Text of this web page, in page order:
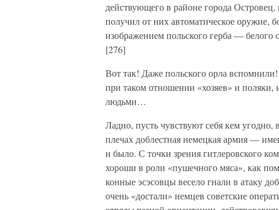
действующего в районе города
получил от них автоматическое оружие,
изображением польского герба —
[276]
Вот так! Даже польского орла
при таком отношении «хозяев» и поляки,
людьми…
Ладно, пусть чувствуют себя кем
плечах доблестная немецкая армия —
и было. С точки зрения гитлеровского
хороши в роли «пушечного мяса», как
конные эсэсовцы весело гнали в атаку
очень «достали» немцев советские